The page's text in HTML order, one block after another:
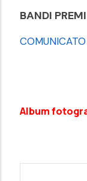
BANDI
Album